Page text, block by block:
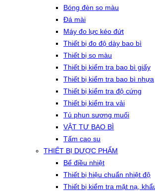
Bóng đèn so màu
Đá mài
Máy đo lực kéo đứt
Thiết bị đo độ dày bao bì
Thiết bị so màu
Thiết bị kiểm tra bao bì giấy
Thiết bị kiểm tra bao bì nhựa
Thiết bị kiểm tra độ cứng
Thiết bị kiểm tra vải
Tủ phun sương muối
VẬT TƯ BAO BÌ
Tấm cao su
THIẾT BỊ DƯỢC PHẨM
Bể điều nhiệt
Thiết bị hiệu chuẩn nhiệt độ
Thiết bị kiểm tra mặt nạ,